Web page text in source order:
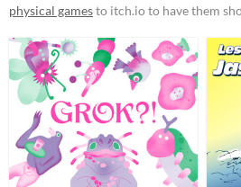
Free
Paid
$15 or less
Types
Tabletop role-playing game
Tabletop
physical gamesto itch.io to have them